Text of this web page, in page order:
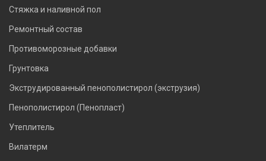
Стяжка и наливной пол
Ремонтный состав
Противоморозные добавки
Грунтовка
Экструдированный пенополистирол (экструзия)
Пенополистирол (Пенопласт)
Утеплитель
Вилатерм